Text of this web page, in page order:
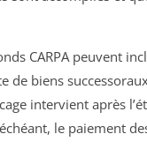
CARPA peuvent
de biens
intervient après
le paiement